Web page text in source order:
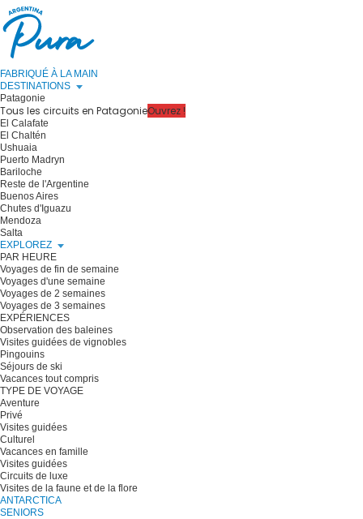
FABRIQUÉ À LA MAIN
DESTINATIONS
Patagonie
Tous les circuits en PatagonieOuvrez !
El Calafate
El Chaltén
Ushuaia
Puerto Madryn
Bariloche
Reste de l'Argentine
Buenos Aires
Chutes d'Iguazu
Mendoza
Salta
EXPLOREZ
PAR HEURE
Voyages de fin de semaine
Voyages d'une semaine
Voyages de 2 semaines
Voyages de 3 semaines
EXPÉRIENCES
Observation des baleines
Visites guidées de vignobles
Pingouins
Séjours de ski
Vacances tout compris
TYPE DE VOYAGE
Aventure
Privé
Visites guidées
Culturel
Vacances en famille
Visites guidées
Circuits de luxe
Visites de la faune et de la flore
ANTARCTICA
SENIORS